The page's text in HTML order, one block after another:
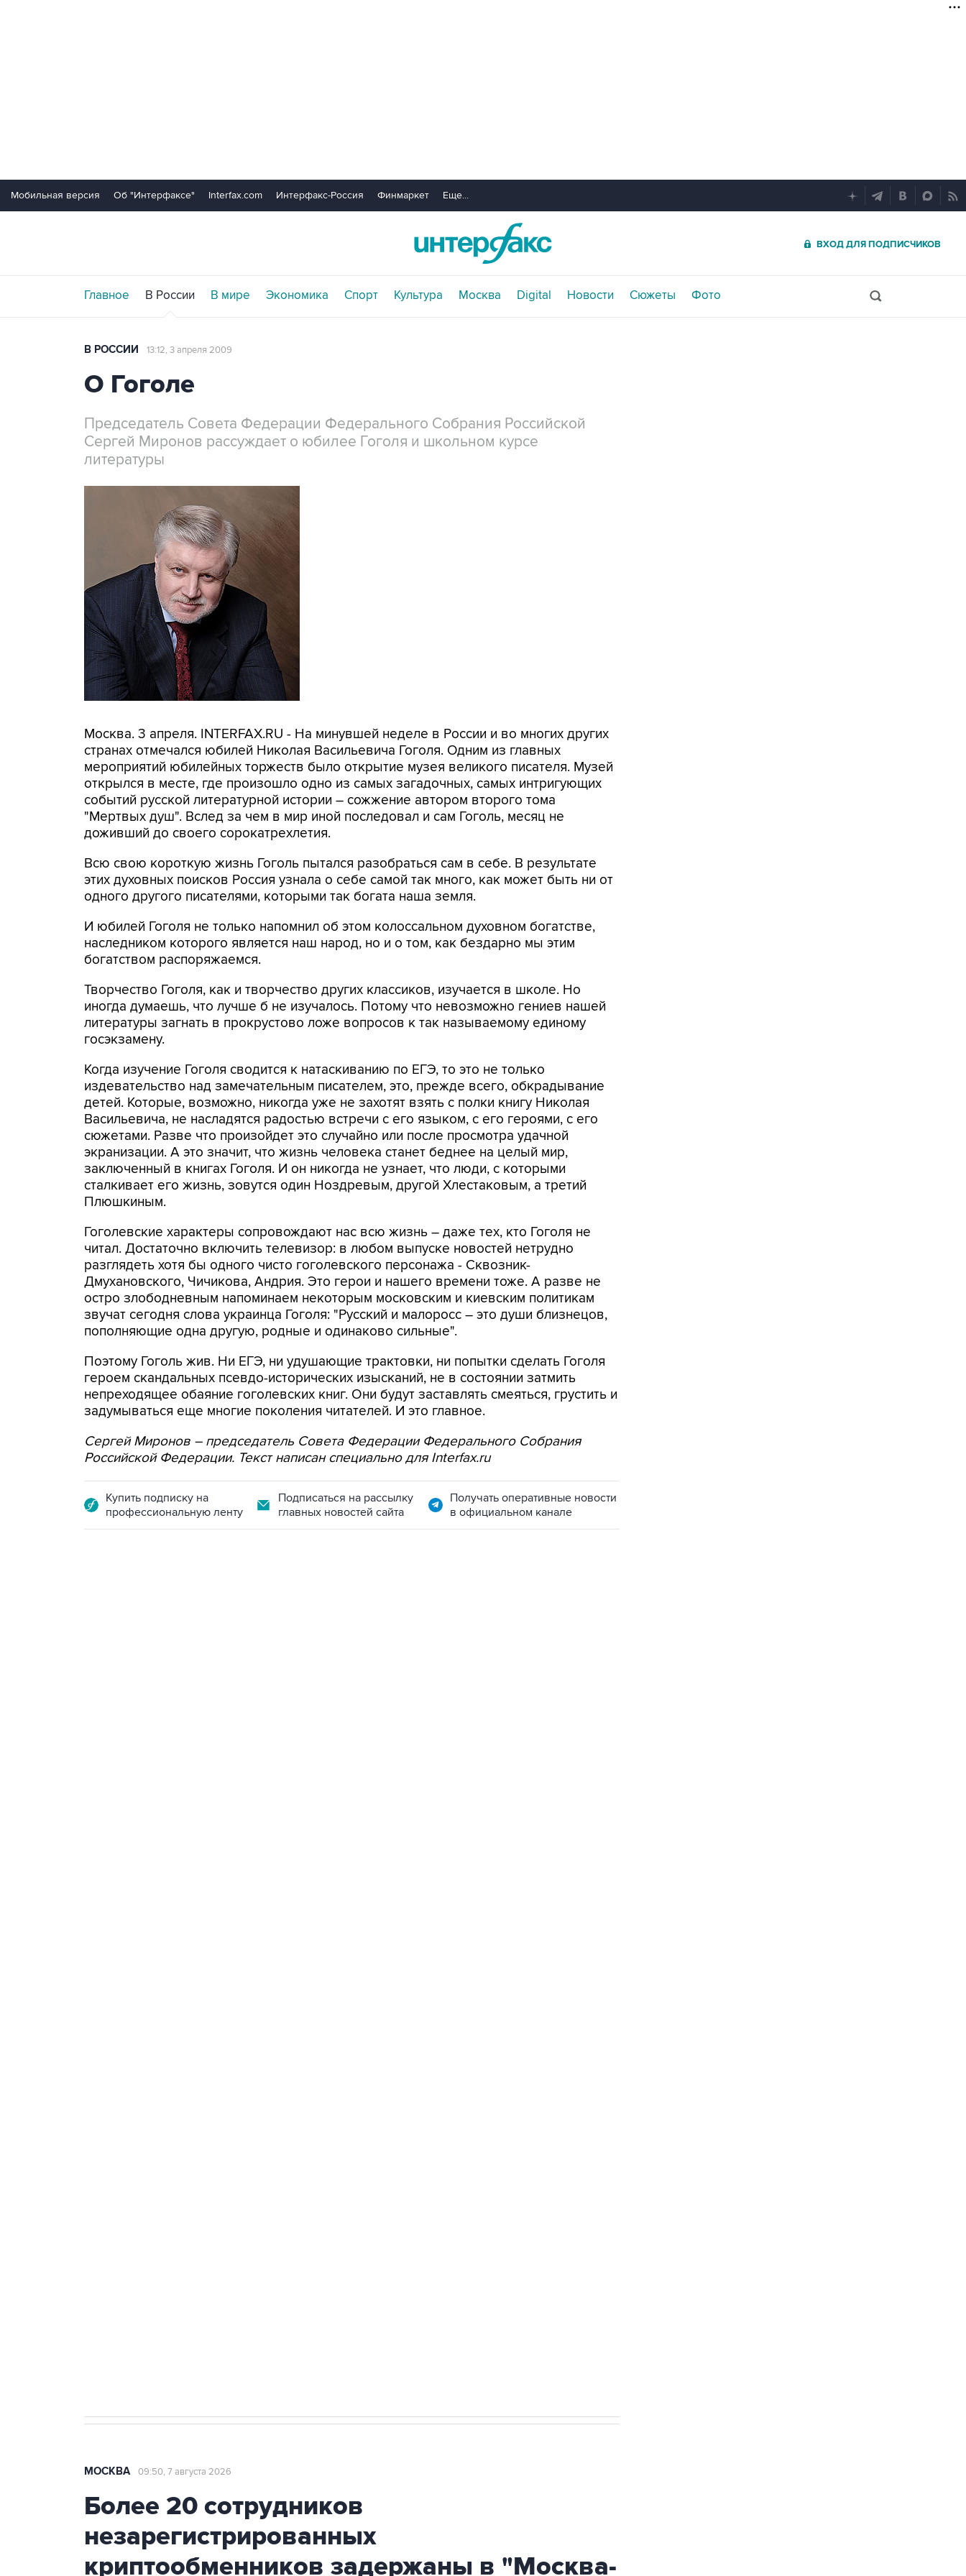
Мобильная версия Об "Интерфаксе" Interfax.com Интерфакс-Россия Финмаркет Еще...
ВХОД ДЛЯ ПОДПИСЧИКОВ
Главное В России В мире Экономика Спорт Культура Москва Digital Новости Сюжеты Фото
В РОССИИ 13:12, 3 апреля 2009
О Гоголе
Председатель Совета Федерации Федерального Собрания Российской
Сергей Миронов рассуждает о юбилее Гоголя и школьном курсе
литературы
Москва. 3 апреля. INTERFAX.RU - На минувшей неделе в России и во многих других
странах отмечался юбилей Николая Васильевича Гоголя. Одним из главных
мероприятий юбилейных торжеств было открытие музея великого писателя. Музей
открылся в месте, где произошло одно из самых загадочных, самых интригующих
событий русской литературной истории – сожжение автором второго тома
"Мертвых душ". Вслед за чем в мир иной последовал и сам Гоголь, месяц не
доживший до своего сорокатрехлетия.
Всю свою короткую жизнь Гоголь пытался разобраться сам в себе. В результате
этих духовных поисков Россия узнала о себе самой так много, как может быть ни от
одного другого писателями, которыми так богата наша земля.
И юбилей Гоголя не только напомнил об этом колоссальном духовном богатстве,
наследником которого является наш народ, но и о том, как бездарно мы этим
богатством распоряжаемся.
Творчество Гоголя, как и творчество других классиков, изучается в школе. Но
иногда думаешь, что лучше б не изучалось. Потому что невозможно гениев нашей
литературы загнать в прокрустово ложе вопросов к так называемому единому
госэкзамену.
Когда изучение Гоголя сводится к натаскиванию по ЕГЭ, то это не только
издевательство над замечательным писателем, это, прежде всего, обкрадывание
детей. Которые, возможно, никогда уже не захотят взять с полки книгу Николая
Васильевича, не насладятся радостью встречи с его языком, с его героями, с его
сюжетами. Разве что произойдет это случайно или после просмотра удачной
экранизации. А это значит, что жизнь человека станет беднее на целый мир,
заключенный в книгах Гоголя. И он никогда не узнает, что люди, с которыми
сталкивает его жизнь, зовутся один Ноздревым, другой Хлестаковым, а третий
Плюшкиным.
Гоголевские характеры сопровождают нас всю жизнь – даже тех, кто Гоголя не
читал. Достаточно включить телевизор: в любом выпуске новостей нетрудно
разглядеть хотя бы одного чисто гоголевского персонажа - Сквозник-
Дмухановского, Чичикова, Андрия. Это герои и нашего времени тоже. А разве не
остро злободневным напоминаем некоторым московским и киевским политикам
звучат сегодня слова украинца Гоголя: "Русский и малоросс – это души близнецов,
пополняющие одна другую, родные и одинаково сильные".
Поэтому Гоголь жив. Ни ЕГЭ, ни удушающие трактовки, ни попытки сделать Гоголя
героем скандальных псевдо-исторических изысканий, не в состоянии затмить
непреходящее обаяние гоголевских книг. Они будут заставлять смеяться, грустить и
задумываться еще многие поколения читателей. И это главное.
Сергей Миронов – председатель Совета Федерации Федерального Собрания
Российской Федерации. Текст написан специально для Interfax.ru
Купить подписку на
профессиональную ленту
Подписаться на рассылку
главных новостей сайта
Получать оперативные новости
в официальном канале
МОСКВА 09:50, 7 августа 2026
Более 20 сотрудников
незарегистрированных
криптообменников задержаны в "Москва-